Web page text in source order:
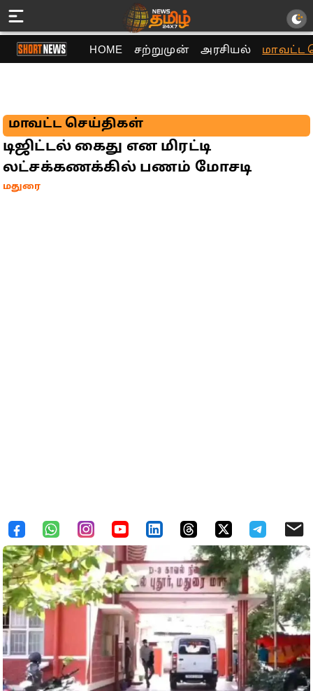
HOME சற்றுமுன் அரசியல் மாவட்ட
மாவட்ட செய்திகள்
டிஜிட்டல் கைது என மிரட்டி
லட்சக்கணக்கில் பணம் மோசடி
மதுரை